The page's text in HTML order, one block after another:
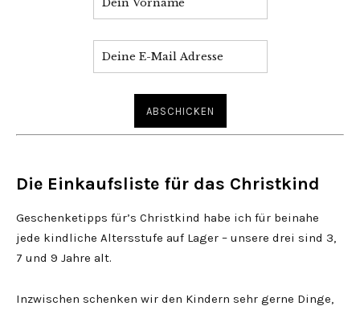
Die Einkaufsliste für das Christkind
Geschenketipps für’s Christkind habe ich für beinahe
jede kindliche Altersstufe auf Lager – unsere drei sind 3,
7 und 9 Jahre alt.
Inzwischen schenken wir den Kindern sehr gerne Dinge,